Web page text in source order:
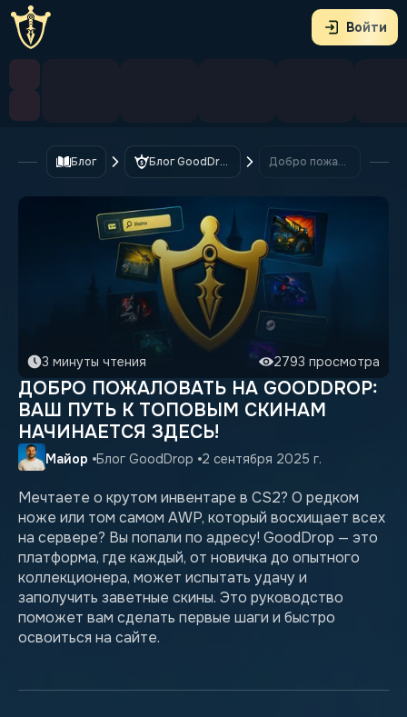
Войти
Блог Блог GoodDrop Добро пожаловать на GoodDrop: Ваш путь к топовым скинам начинается здесь!
3 минуты чтения 2793 просмотра
ДОБРО ПОЖАЛОВАТЬ НА GOODDROP:
ВАШ ПУТЬ К ТОПОВЫМ СКИНАМ
НАЧИНАЕТСЯ ЗДЕСЬ!
Майор Блог GoodDrop 2 сентября 2025 г.
Мечтаете о крутом инвентаре в CS2? О редком
ноже или том самом AWP, который восхищает всех
на сервере? Вы попали по адресу! GoodDrop — это
платформа, где каждый, от новичка до опытного
коллекционера, может испытать удачу и
заполучить заветные скины. Это руководство
поможет вам сделать первые шаги и быстро
освоиться на сайте.